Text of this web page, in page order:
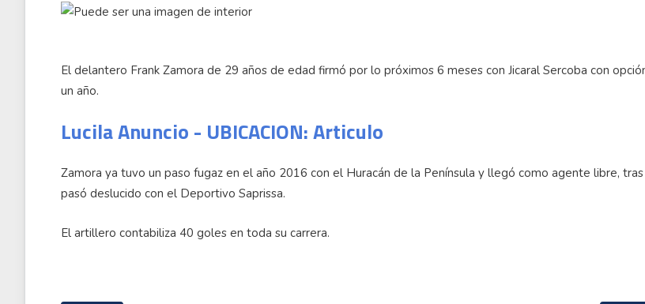
El delantero Frank Zamora de 29 años de edad firmó por lo próximos 6 meses con Jicaral Sercoba con
un año.
Lucila Anuncio - UBICACION: Articulo
Zamora ya tuvo un paso fugaz en el año 2016 con el Huracán de la Península y llegó como agente libre, tras
pasó deslucido con el Deportivo Saprissa.
El artillero contabiliza 40 goles en toda su carrera.